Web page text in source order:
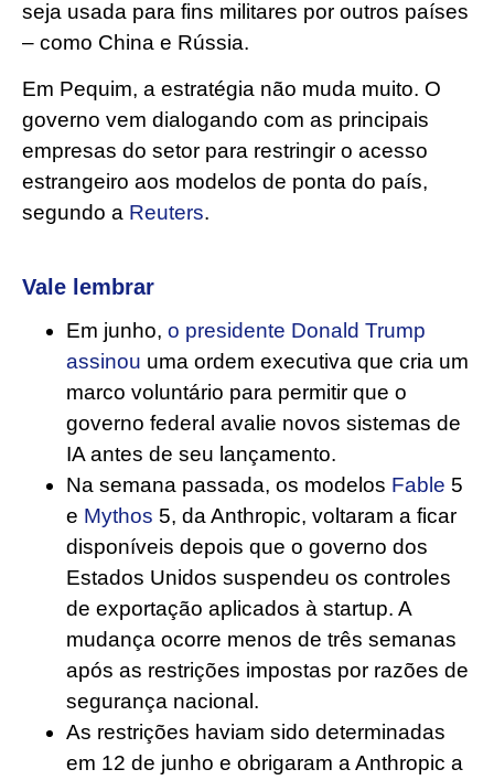
seja usada para fins militares por outros países
– como China e Rússia.
Em Pequim, a estratégia não muda muito. O
governo vem dialogando com as principais
empresas do setor para restringir o acesso
estrangeiro aos modelos de ponta do país,
segundo a Reuters.
Vale lembrar
Em junho, o presidente Donald Trump
assinou uma ordem executiva que cria um
marco voluntário para permitir que o
governo federal avalie novos sistemas de
IA antes de seu lançamento.
Na semana passada, os modelos Fable 5
e Mythos 5, da Anthropic, voltaram a ficar
disponíveis depois que o governo dos
Estados Unidos suspendeu os controles
de exportação aplicados à startup. A
mudança ocorre menos de três semanas
após as restrições impostas por razões de
segurança nacional.
As restrições haviam sido determinadas
em 12 de junho e obrigaram a Anthropic a